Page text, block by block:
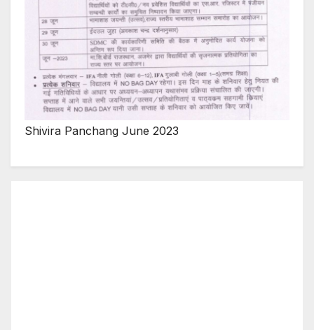
Shivira Panchang June 2023